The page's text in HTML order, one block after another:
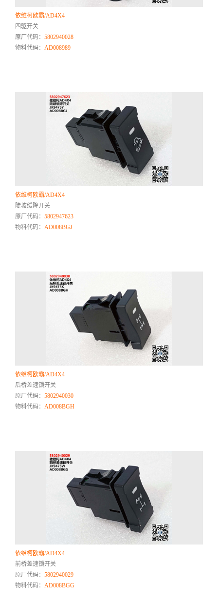
依维柯欧霸/AD4X4
四驱开关
原厂代码：5802940028
物料代码： AD008989
依维柯欧霸/AD4X4
陡坡缓降开关
原厂代码：5802947623
物料代码： AD008BGJ
依维柯欧霸/AD4X4
后桥差速锁开关
原厂代码：5802940030
物料代码： AD008BGH
依维柯欧霸/AD4X4
前桥差速锁开关
原厂代码：5802940029
物料代码：AD008BGG